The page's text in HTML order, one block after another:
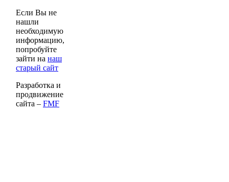
Если Вы не
нашли
необходимую
информацию,
попробуйте
зайти на наш
старый сайт
Разработка и
продвижение
сайта – FMF